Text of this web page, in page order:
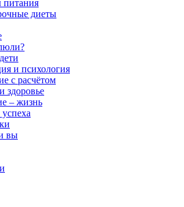
диеты
и психология
с расчётом
здоровье
– жизнь
вы